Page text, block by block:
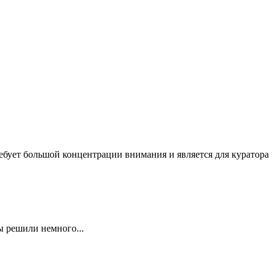
большой концентрации внимания и является для куратора
решили немного...